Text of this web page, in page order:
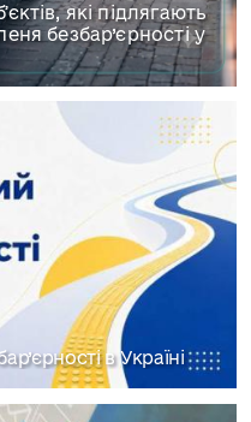
які підлягають
безбар’єрності у
в Україні